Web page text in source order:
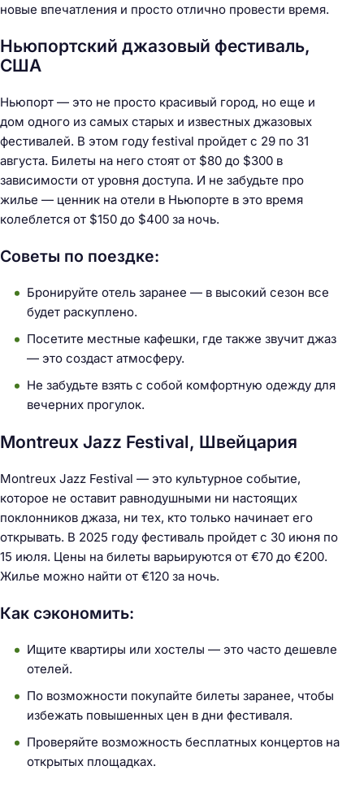
новые впечатления и просто отлично провести время.
Ньюпортский джазовый фестиваль,
США
Ньюпорт — это не просто красивый город, но еще и
дом одного из самых старых и известных джазовых
фестивалей. В этом году festival пройдет с 29 по 31
августа. Билеты на него стоят от $80 до $300 в
зависимости от уровня доступа. И не забудьте про
жилье — ценник на отели в Ньюпорте в это время
колеблется от $150 до $400 за ночь.
Советы по поездке:
Бронируйте отель заранее — в высокий сезон все
будет раскуплено.
Посетите местные кафешки, где также звучит джаз
— это создаст атмосферу.
Не забудьте взять с собой комфортную одежду для
вечерних прогулок.
Montreux Jazz Festival, Швейцария
Montreux Jazz Festival — это культурное событие,
которое не оставит равнодушными ни настоящих
поклонников джаза, ни тех, кто только начинает его
открывать. В 2025 году фестиваль пройдет с 30 июня по
15 июля. Цены на билеты варьируются от €70 до €200.
Жилье можно найти от €120 за ночь.
Как сэкономить:
Ищите квартиры или хостелы — это часто дешевле
отелей.
По возможности покупайте билеты заранее, чтобы
избежать повышенных цен в дни фестиваля.
Проверяйте возможность бесплатных концертов на
открытых площадках.